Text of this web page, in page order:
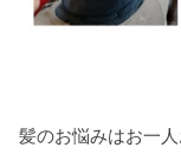
髪のお悩みはお一人